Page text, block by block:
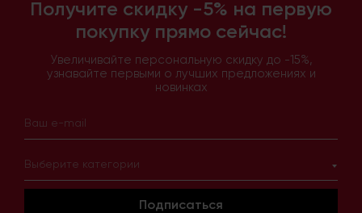
Получите скидку -5% на первую
покупку прямо сейчас!
Увеличивайте персональную скидку до -15%,
узнавайте первыми о лучших предложениях и
новинках
Выберите категории
Подписаться